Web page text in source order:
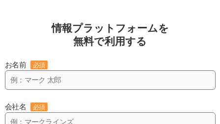
情報プラットフォームを
無料で利用する
お名前 必須
会社名 必須